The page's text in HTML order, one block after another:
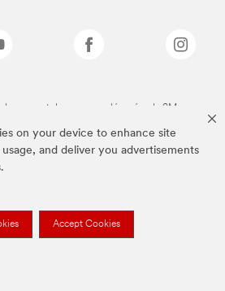
on your device to enhance site
and deliver you advertisements
Accept Cookies
sont des marques déposées de 3M.